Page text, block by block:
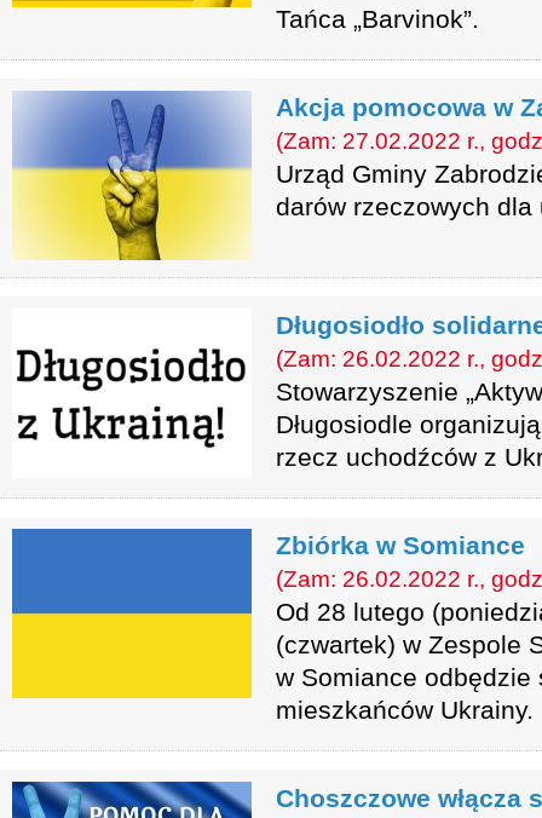
Tańca „Barvinok”.
Akcja pomocowa w
(Zam: 27.02.2022 r.,
Urząd Gminy
darów rzeczowych
Długosiodło
(Zam: 26.02.2022 r.,
Stowarzyszenie
Długosiodle
rzecz uchodźców z
Zbiórka w Somiance
(Zam: 26.02.2022 r.,
Od 28 lutego
(czwartek) w Zespole
w Somiance
mieszkańców Ukrainy.
Choszczowe włącza